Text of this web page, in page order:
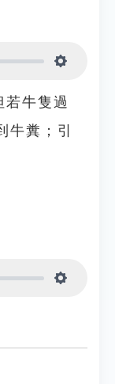
牛隻過
牛糞；引